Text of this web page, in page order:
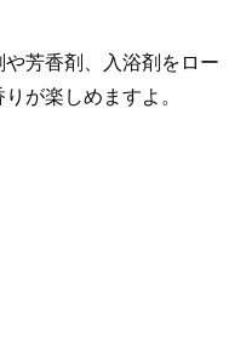
芳香剤、入浴剤をロー
が楽しめますよ。